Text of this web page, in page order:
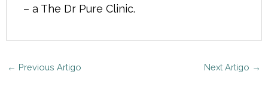
– a The Dr Pure Clinic.
← Previous Artigo Next Artigo →